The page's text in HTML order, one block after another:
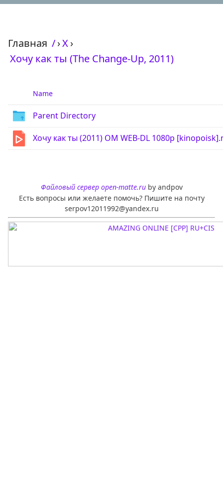
Главная /›Х›
Хочу как ты (The Change-Up, 2011)
Name
Parent Directory
Хочу как ты (2011) OM WEB-DL 1080p
Файловый сервер open-matte.ruby andpov
Есть вопросы или желаете помочь? Пишите на почту
serpov12011992@yandex.ru